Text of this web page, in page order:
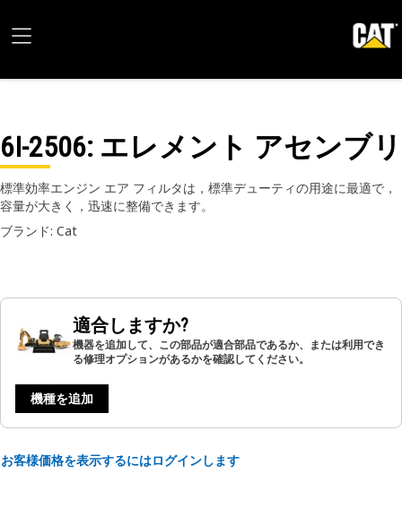
6I-2506: エレメント アセンブリ
標準効率エンジン エア フィルタは，標準デューティの用途に最適で，
容量が大きく，迅速に整備できます。
ブランド: Cat
適合しますか?
機器を追加して、この部品が適合部品であるか、または利用でき
る修理オプションがあるかを確認してください。
機種を追加
お客様価格を表示するにはログインします